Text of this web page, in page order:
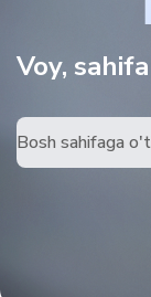
Voy,
Bosh sahifaga